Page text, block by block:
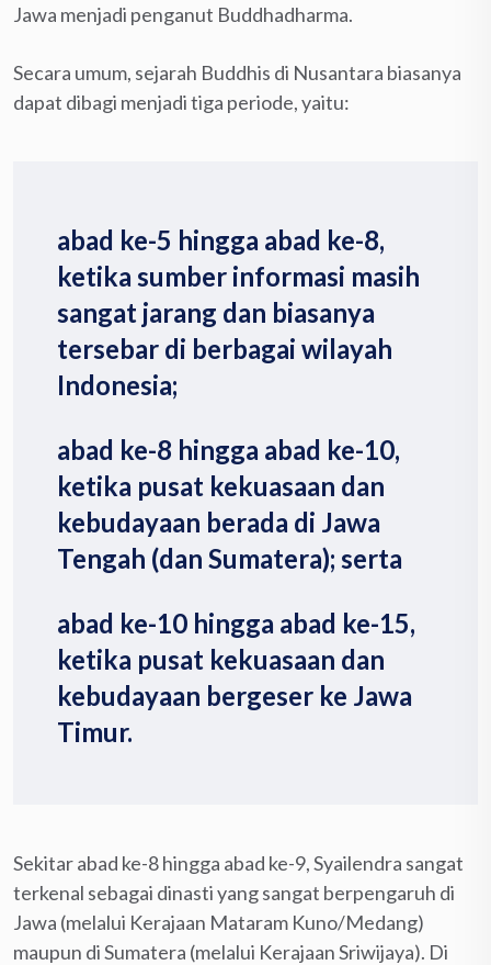
Jawa menjadi penganut Buddhadharma.
Secara umum, sejarah Buddhis di Nusantara biasanya
dapat dibagi menjadi tiga periode, yaitu:
abad ke-5 hingga abad ke-8,
ketika sumber informasi masih
sangat jarang dan biasanya
tersebar di berbagai wilayah
Indonesia;
abad ke-8 hingga abad ke-10,
ketika pusat kekuasaan dan
kebudayaan berada di Jawa
Tengah (dan Sumatera); serta
abad ke-10 hingga abad ke-15,
ketika pusat kekuasaan dan
kebudayaan bergeser ke Jawa
Timur.
Sekitar abad ke-8 hingga abad ke-9, Syailendra sangat
terkenal sebagai dinasti yang sangat berpengaruh di
Jawa (melalui Kerajaan Mataram Kuno/Medang)
maupun di Sumatera (melalui Kerajaan Sriwijaya). Di